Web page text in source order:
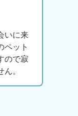
いに来
ペット
ので寂
。